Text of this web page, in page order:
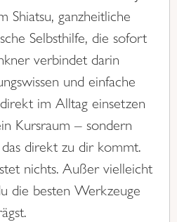
ganzheitliche
Selbsthilfe, die sofort
verbindet darin
und einfache
im Alltag einsetzen
Kursraum – sondern
direkt zu dir kommt.
nichts. Außer vielleicht
die besten Werkzeuge